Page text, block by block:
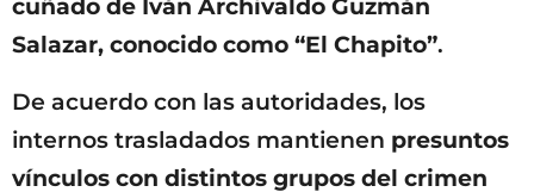
cuñado de Iván Archivaldo Guzmán
Salazar, conocido como “El Chapito”.
De acuerdo con las autoridades, los
internos trasladados mantienen presuntos
vínculos con distintos grupos del crimen